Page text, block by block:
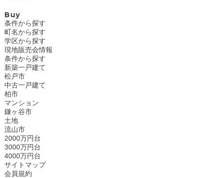
Buy
条件から探す
町名から探す
学区から探す
現地販売会情報
条件から探す
新築一戸建て
松戸市
中古一戸建て
柏市
マンション
鎌ヶ谷市
土地
流山市
2000万円台
3000万円台
4000万円台
サイトマップ
会員規約